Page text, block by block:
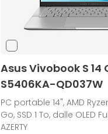
Asus Vivobook S 14
S5406KA-QD037W
PC portable 14", AMD
Go, SSD 1 To, dalle OLED
AZERTY